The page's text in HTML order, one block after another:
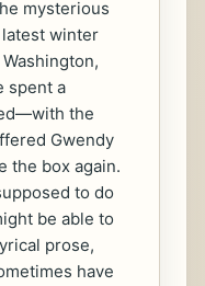
mysterious
winter
spent a
the
Gwendy
the box again.
to do
be able to
prose,
have